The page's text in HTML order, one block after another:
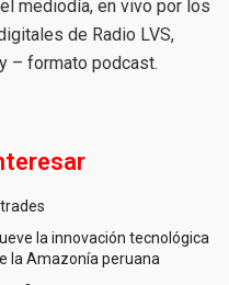
mediodía, en vivo por los
de Radio LVS,
– formato podcast.
la innovación tecnológica
la Amazonía peruana